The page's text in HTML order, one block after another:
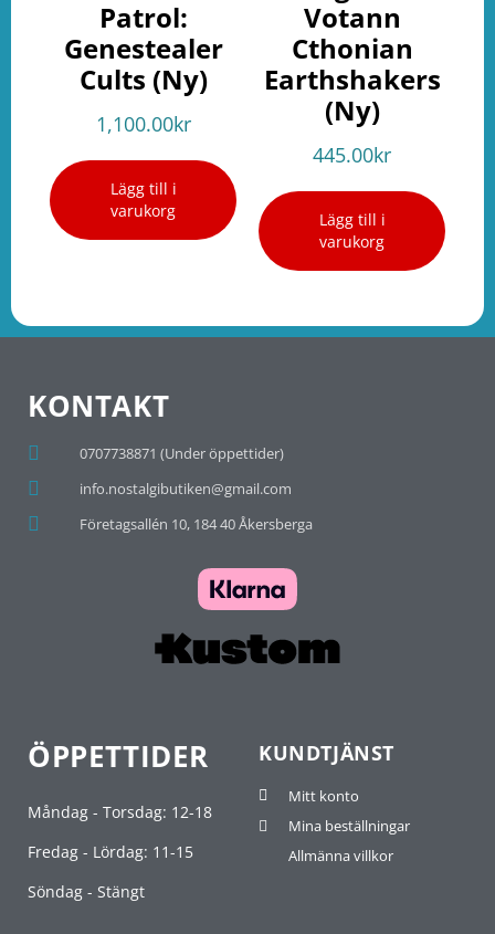
Patrol:
Genestealer
Cults (Ny)
1,100.00kr
Lägg till i
varukorg
Votann
Cthonian
Earthshakers
(Ny)
445.00kr
Lägg till i
varukorg
KONTAKT
0707738871 (Under öppettider)
info.nostalgibutiken@gmail.com
Företagsallén 10, 184 40 Åkersberga
ÖPPETTIDER
Måndag - Torsdag: 12-18
Fredag - Lördag: 11-15
Söndag - Stängt
KUNDTJÄNST
Mitt konto
Mina beställningar
Allmänna villkor